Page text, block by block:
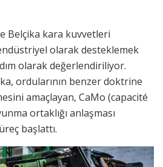
Belçika kara kuvvetleri
olarak desteklemek
olarak değerlendiriliyor.
ordularının benzer doktrine
amaçlayan, CaMo (capacité
ortaklığı anlaşması
başlattı.